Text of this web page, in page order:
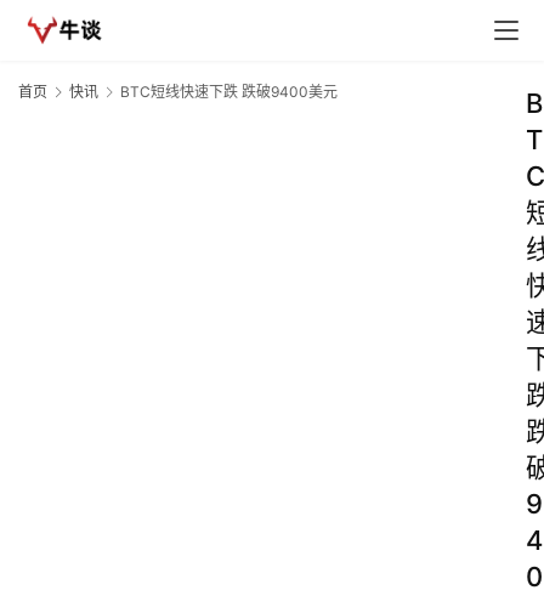
首页 快讯 BTC短线快速下跌 跌破9400美元
B
T
C
9
4
0